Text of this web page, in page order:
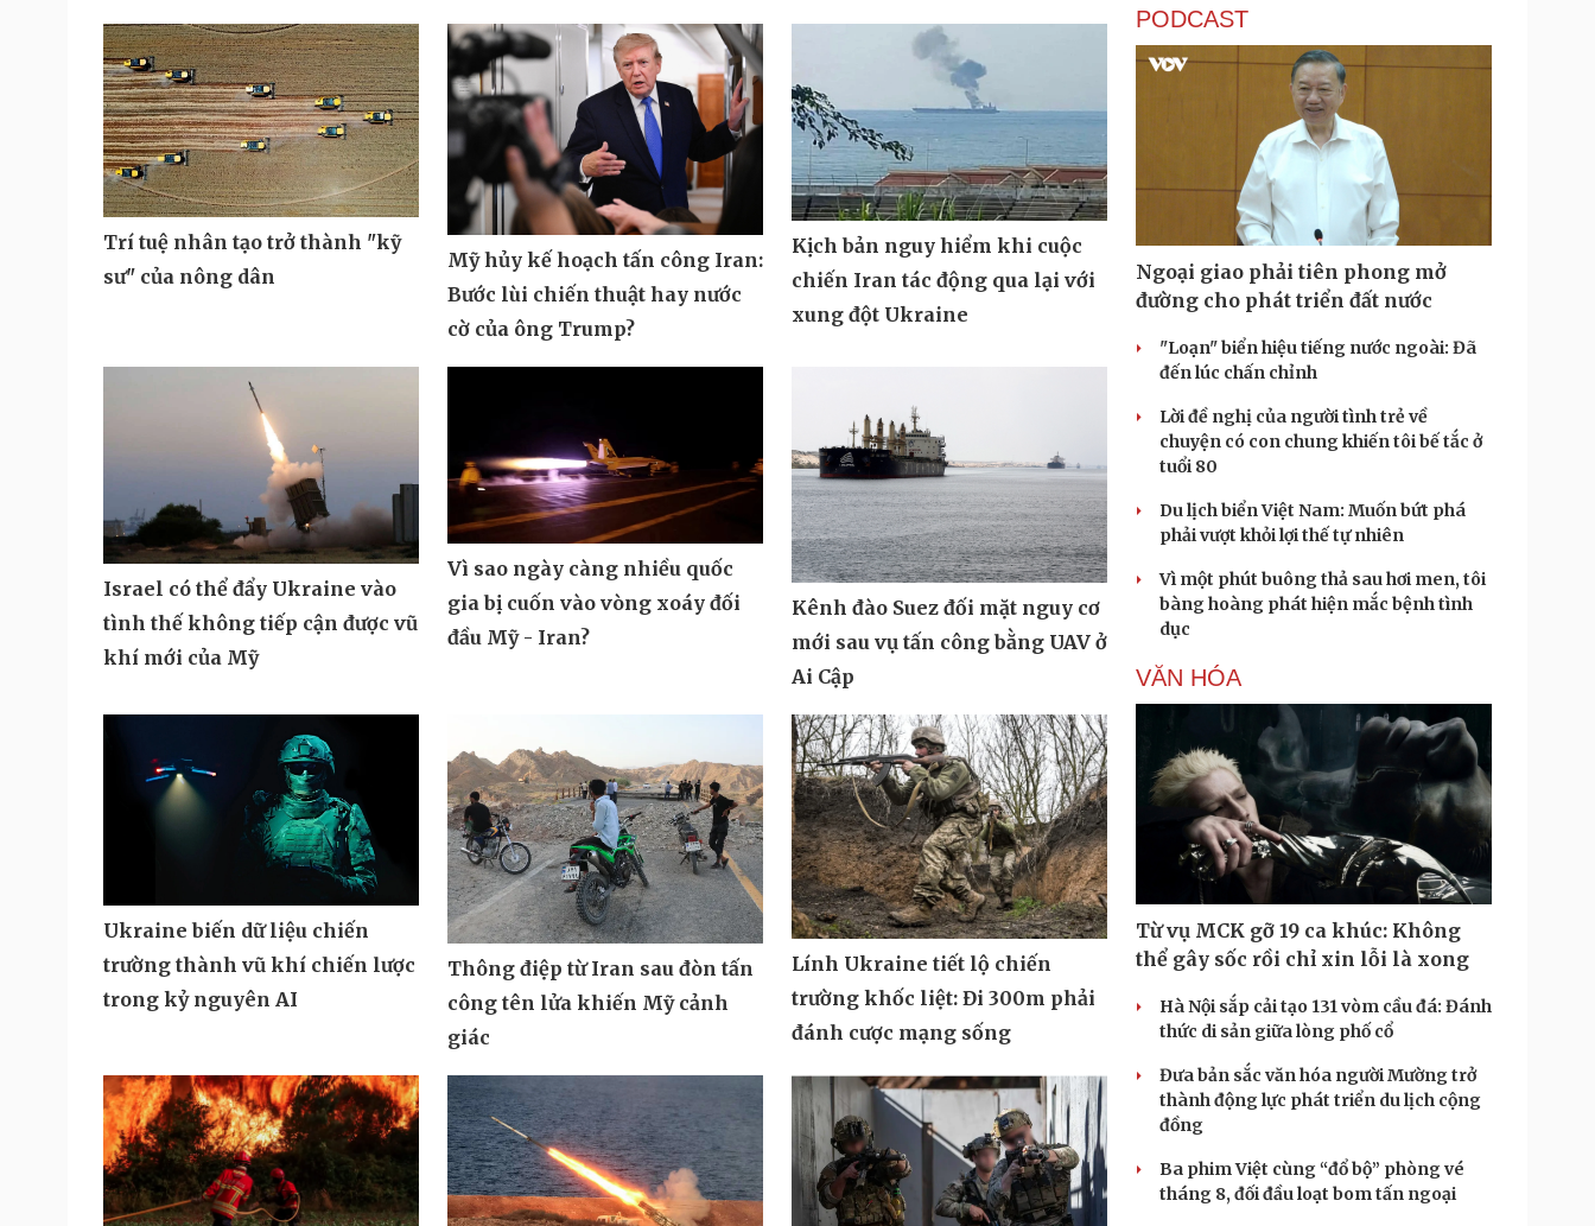
Trí tuệ nhân tạo trở thành "kỹ
sư" của nông dân
Mỹ hủy kế hoạch tấn công Iran:
Bước lùi chiến thuật hay nước
cờ của ông Trump?
Kịch bản nguy hiểm khi cuộc
chiến Iran tác động qua lại với
xung đột Ukraine
Israel có thể đẩy Ukraine vào
tình thế không tiếp cận được vũ
khí mới của Mỹ
Vì sao ngày càng nhiều quốc
gia bị cuốn vào vòng xoáy đối
đầu Mỹ - Iran?
Kênh đào Suez đối mặt nguy cơ
mới sau vụ tấn công bằng UAV ở
Ai Cập
Ukraine biến dữ liệu chiến
trường thành vũ khí chiến lược
trong kỷ nguyên AI
Thông điệp từ Iran sau đòn tấn
công tên lửa khiến Mỹ cảnh
giác
Lính Ukraine tiết lộ chiến
trường khốc liệt: Đi 300m phải
đánh cược mạng sống
PODCAST
Ngoại giao phải tiên phong mở
đường cho phát triển đất nước
"Loạn" biển hiệu tiếng nước ngoài: Đã
đến lúc chấn chỉnh
Lời đề nghị của người tình trẻ về
chuyện có con chung khiến tôi bế tắc ở
tuổi 80
Du lịch biển Việt Nam: Muốn bứt phá
phải vượt khỏi lợi thế tự nhiên
Vì một phút buông thả sau hơi men, tôi
bàng hoàng phát hiện mắc bệnh tình
dục
VĂN HÓA
Từ vụ MCK gỡ 19 ca khúc: Không
thể gây sốc rồi chỉ xin lỗi là xong
Hà Nội sắp cải tạo 131 vòm cầu đá: Đánh
thức di sản giữa lòng phố cổ
Đưa bản sắc văn hóa người Mường trở
thành động lực phát triển du lịch cộng
đồng
Ba phim Việt cùng “đổ bộ” phòng vé
tháng 8, đối đầu loạt bom tấn ngoại